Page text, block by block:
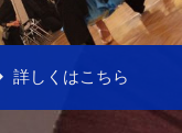
詳しくはこちら